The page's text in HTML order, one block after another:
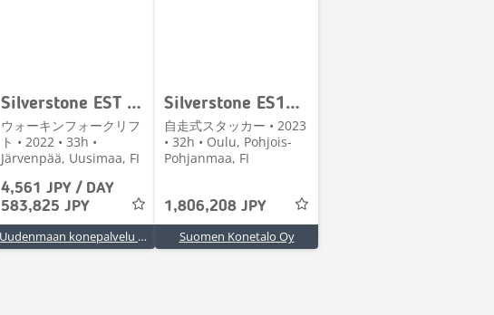
Silverstone EST 122
ウォーキンフォークリフ
ト • 2022 • 33h •
Järvenpää, Uusimaa, FI
4,561 JPY / DAY
583,825 JPY
Uudenmaan konepalvelu Oy
Silverstone ES16-RSPV-LI Pinontavaunu ALEHINTA
自走式スタッカー • 2023
• 32h • Oulu, Pohjois-
Pohjanmaa, FI
1,806,208 JPY
Suomen Konetalo Oy